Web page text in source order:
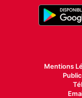
Mentions